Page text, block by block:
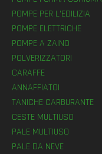
POMPE PER L’EDILIZIA
POMPE ELETTRICHE
POMPE A ZAINO
POLVERIZZATORI
CARAFFE
ANNAFFIATOI
TANICHE CARBURANTE
CESTE MULTIUSO
PALE MULTIUSO
PALE DA NEVE